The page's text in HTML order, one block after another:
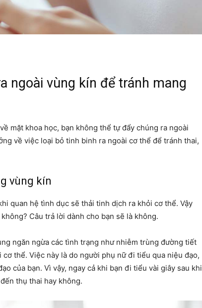
ngoài vùng kín để tránh mang
mặt khoa học, bạn không thể tự đẩy chúng ra ngoài
về việc loại bỏ tinh binh ra ngoài cơ thể để tránh thai,
vùng kín
quan hệ tình dục sẽ thải tinh dịch ra khỏi cơ thể. Vậy
Câu trả lời dành cho bạn sẽ là không.
ngăn ngừa các tình trạng như nhiễm trùng đường tiết
thể. Việc này là do người phụ nữ đi tiểu qua niệu đạo,
của bạn. Vì vậy, ngay cả khi bạn đi tiểu vài giây sau khi
thụ thai hay không.